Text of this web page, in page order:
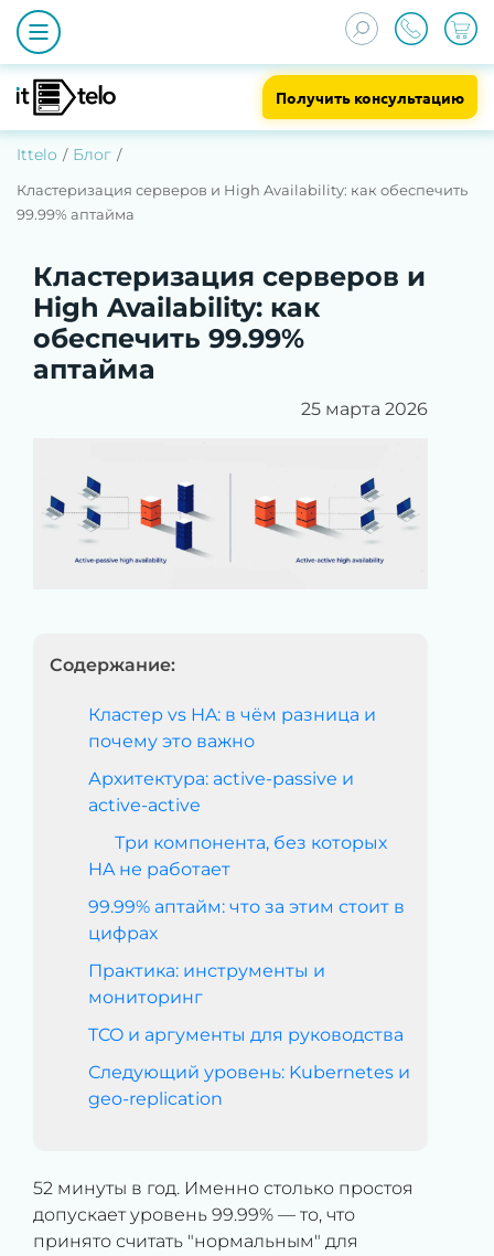
Получить консультацию
Ittelo Блог
Кластеризация серверов и High Availability: как обеспечить
99.99% аптайма
Кластеризация серверов и
High Availability: как
обеспечить 99.99%
аптайма
25 марта 2026
Содержание:
Кластер vs HA: в чём разница и
почему это важно
Архитектура: active-passive и
active-active
Три компонента, без которых
HA не работает
99.99% аптайм: что за этим стоит в
цифрах
Практика: инструменты и
мониторинг
TCO и аргументы для руководства
Следующий уровень: Kubernetes и
geo-replication
52 минуты в год. Именно столько простоя
допускает уровень 99.99% — то, что
принято считать "нормальным" для